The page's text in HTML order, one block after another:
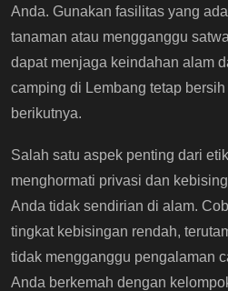
Anda. Gunakan fasilitas yang
tanaman atau mengganggu
dapat menjaga keindahan alam
camping di Lembang tetap
berikutnya.
Salah satu aspek penting dari
menghormati privasi dan
Anda tidak sendirian di alam.
tingkat kebisingan rendah,
tidak mengganggu pengalaman
Anda berkemah dengan